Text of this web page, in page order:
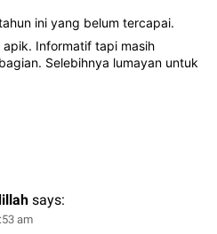
ini yang belum tercapai.
Informatif tapi masih
Selebihnya lumayan untuk
says:
am